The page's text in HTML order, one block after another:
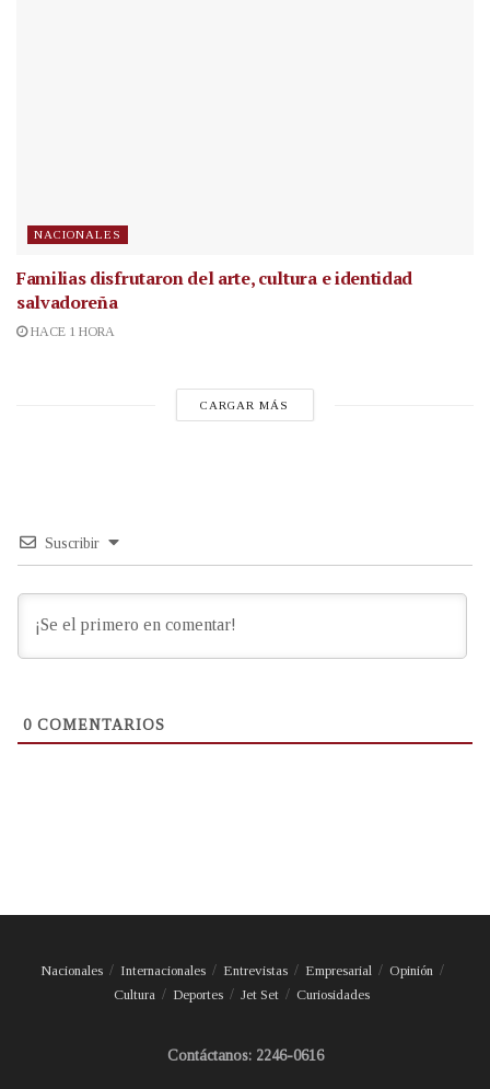
NACIONALES
Familias disfrutaron del arte, cultura e identidad
salvadoreña
HACE 1 HORA
CARGAR MÁS
Suscribir
0 COMENTARIOS
Nacionales Internacionales Entrevistas Empresarial
Opinión
Cultura
Deportes Jet Set Curiosidades
Contáctanos: 2246-0616